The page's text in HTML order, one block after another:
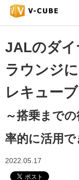
JALのダイ
ラウンジ
レキュー
～搭乗まで
率的に活用
2022.05.17